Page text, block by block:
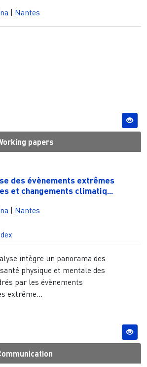
| Nantes
papers
des évènements extrêmes
et changements climatiq...
| Nantes
intègre un panorama des
physique et mentale des
par les évènements
extrême...